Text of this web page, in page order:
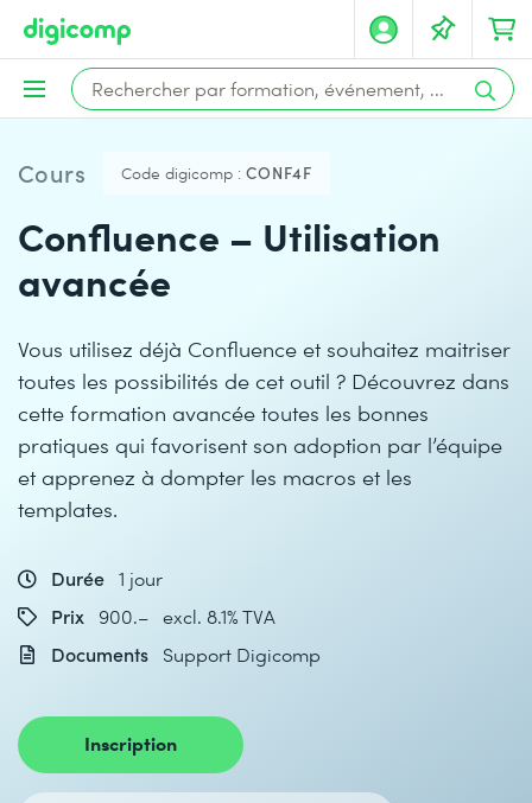
Cours Code digicomp : CONF4F
Confluence – Utilisation
avancée
Vous utilisez déjà Confluence et souhaitez maitriser
toutes les possibilités de cet outil ? Découvrez dans
cette formation avancée toutes les bonnes
pratiques qui favorisent son adoption par l’équipe
et apprenez à dompter les macros et les
templates.
Durée 1 jour
Prix
900.– excl. 8.1% TVA
Documents
Support Digicomp
Inscription